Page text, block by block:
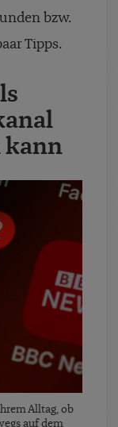
bzw.
Tipps.
kann
Alltag, ob
auf dem